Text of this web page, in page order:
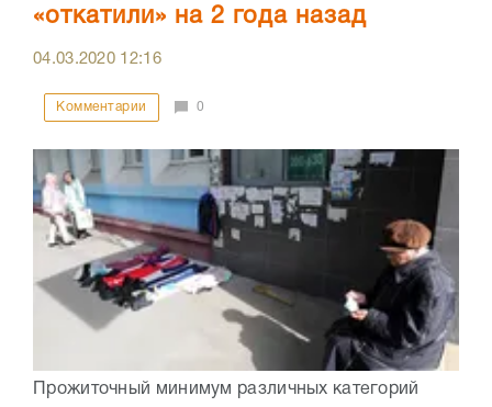
«откатили» на 2 года назад
04.03.2020 12:16
Комментарии 0
Прожиточный минимум различных категорий